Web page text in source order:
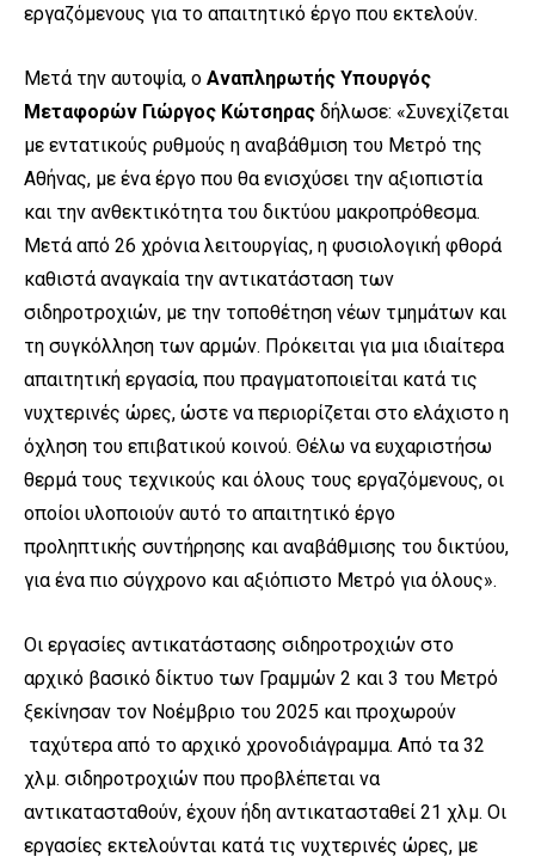
εργαζόμενους για το απαιτητικό έργο που εκτελούν.
Μετά την αυτοψία, ο Αναπληρωτής Υπουργός
Μεταφορών Γιώργος Κώτσηρας δήλωσε: «Συνεχίζεται
με εντατικούς ρυθμούς η αναβάθμιση του Μετρό της
Αθήνας, με ένα έργο που θα ενισχύσει την αξιοπιστία
και την ανθεκτικότητα του δικτύου μακροπρόθεσμα.
Μετά από 26 χρόνια λειτουργίας, η φυσιολογική φθορά
καθιστά αναγκαία την αντικατάσταση των
σιδηροτροχιών, με την τοποθέτηση νέων τμημάτων και
τη συγκόλληση των αρμών. Πρόκειται για μια ιδιαίτερα
απαιτητική εργασία, που πραγματοποιείται κατά τις
νυχτερινές ώρες, ώστε να περιορίζεται στο ελάχιστο η
όχληση του επιβατικού κοινού. Θέλω να ευχαριστήσω
θερμά τους τεχνικούς και όλους τους εργαζόμενους, οι
οποίοι υλοποιούν αυτό το απαιτητικό έργο
προληπτικής συντήρησης και αναβάθμισης του δικτύου,
για ένα πιο σύγχρονο και αξιόπιστο Μετρό για όλους».
Οι εργασίες αντικατάστασης σιδηροτροχιών στο
αρχικό βασικό δίκτυο των Γραμμών 2 και 3 του Μετρό
ξεκίνησαν τον Νοέμβριο του 2025 και προχωρούν
ταχύτερα από το αρχικό χρονοδιάγραμμα. Από τα 32
χλμ. σιδηροτροχιών που προβλέπεται να
αντικατασταθούν, έχουν ήδη αντικατασταθεί 21 χλμ. Οι
εργασίες εκτελούνται κατά τις νυχτερινές ώρες, με